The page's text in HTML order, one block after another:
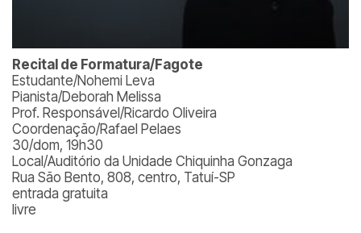
Recital de Formatura/Fagote
Estudante/Nohemi Leva
Pianista/Deborah Melissa
Prof. Responsável/Ricardo Oliveira
Coordenação/Rafael Pelaes
30/dom, 19h30
Local/Auditório da Unidade Chiquinha Gonzaga
Rua São Bento, 808, centro, Tatuí-SP
entrada gratuita
livre